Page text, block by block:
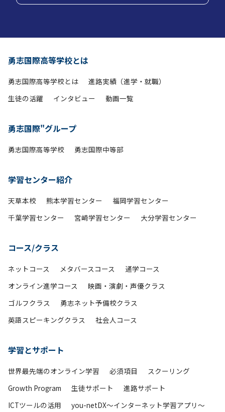
勇志国際高等学校とは
勇志国際高等学校とは
進路実績（進学・就職）
生徒の活躍
インタビュー 動画一覧
勇志国際"グループ
勇志国際高等学校 勇志国際中等部
学習センター紹介
天草本校 熊本学習センター
福岡学習センター
千葉学習センター
宮崎学習センター 大分学習センター
コース/クラス
ネットコース メタバースコース
通学コース
オンライン進学コース
映画・演劇・声優クラス
ゴルフクラス
勇志ネット予備校クラス
英語スピーキングクラス
社会人コース
学習とサポート
世界最先端のオンライン学習 必須項目
スクーリング
Growth Program
生徒サポート
進路サポート
ICTツールの活用
you-netDX～インターネット学習アプリ～